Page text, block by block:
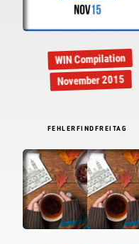
WIN Compilation
November 2015
FEHLERFINDFREITAG